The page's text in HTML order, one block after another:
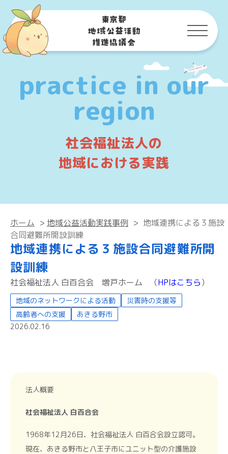
practice in our
region
社会福祉法人の
地域における実践
ホーム > 地域公益活動実践事例 > 地域連携による３施設
合同避難所開設訓練
地域連携による３施設合同避難所開
設訓練
社会福祉法人 白百合会 増戸ホーム （HPはこちら）
地域のネットワークによる活動
災害時の支援等
高齢者への支援
あきる野市
2026.02.16
法人概要
社会福祉法人 白百合会
1968年12月26日、社会福祉法人 白百合会設立認可。
現在、あきる野市と八王子市にユニット型の介護施設